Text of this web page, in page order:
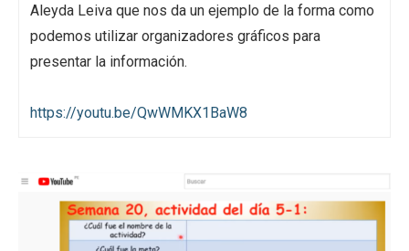
Aleyda Leiva que nos da un ejemplo de la forma como
podemos utilizar organizadores gráficos para
presentar la información.
https://youtu.be/QwWMKX1BaW8